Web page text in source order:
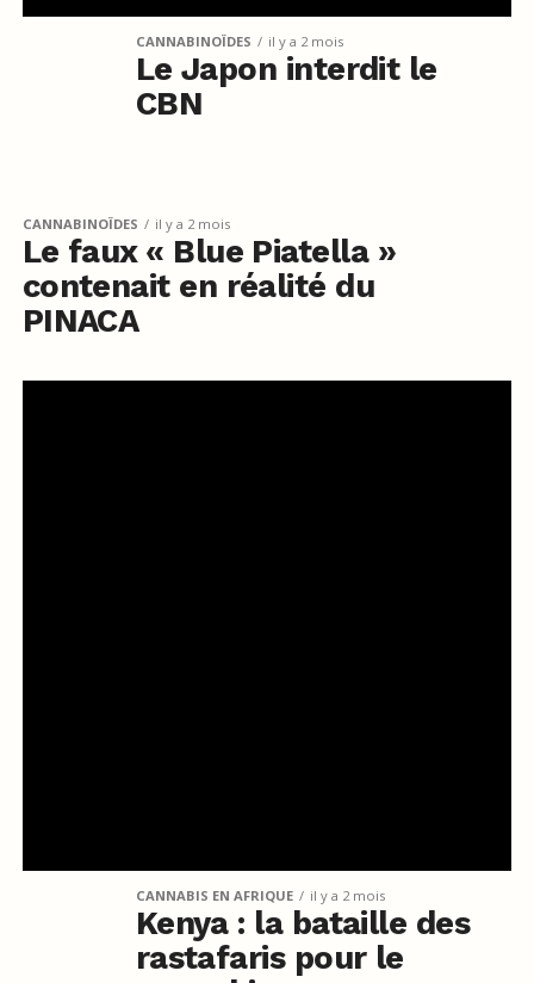
CANNABINOÏDES il y a 2 mois
Le Japon interdit le
CBN
CANNABINOÏDES il y a 2 mois
Le faux « Blue Piatella »
contenait en réalité du
PINACA
CANNABIS EN AFRIQUE il y a 2 mois
Kenya : la bataille des
rastafaris pour le